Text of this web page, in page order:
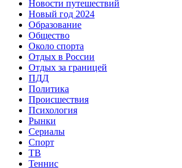
Новости путешествий
Новый год 2024
Образование
Общество
Около спорта
Отдых в России
Отдых за границей
ПДД
Политика
Происшествия
Психология
Рынки
Сериалы
Спорт
ТВ
Теннис